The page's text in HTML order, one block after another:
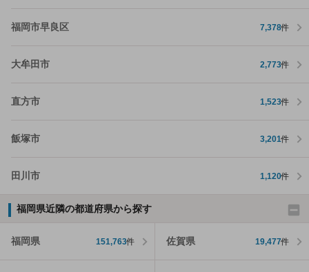
福岡市早良区 7,378件
大牟田市 2,773件
直方市 1,523件
飯塚市 3,201件
田川市 1,120件
福岡県近隣の都道府県から探す
福岡県 151,763件 佐賀県 19,477件